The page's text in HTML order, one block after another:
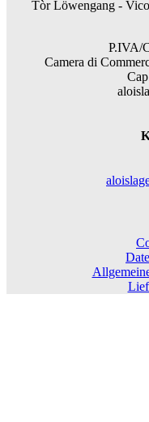
Tòr Löwengang -
P.IVA/
Camera di